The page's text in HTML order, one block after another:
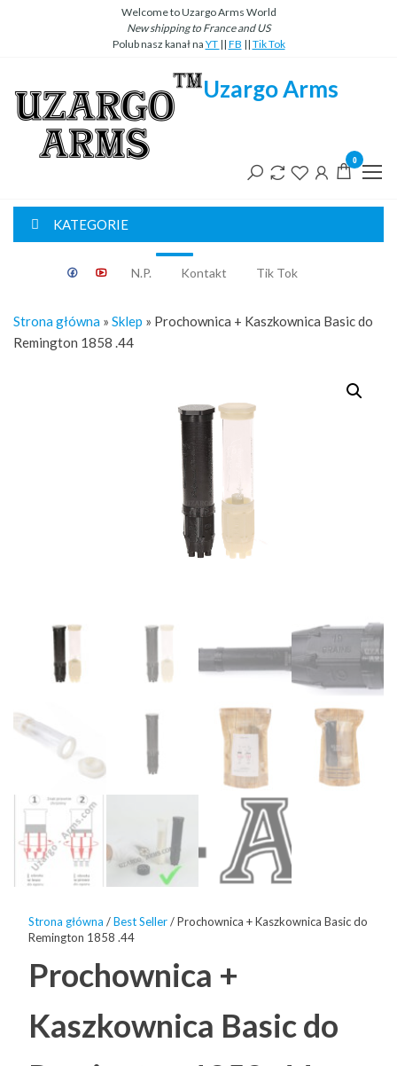
Welcome to Uzargo Arms World
Newshipping to France and US
Polub nasz kanał na YT || FB || Tik Tok
Uzargo Arms
0
KATEGORIE
N.P.
Classic
Kontakt Tik Tok
Strona główna » Sklep » Prochownica + Kaszkownica Basic do
Remington 1858 .44
Strona główna /Best Seller/ Prochownica + Kaszkownica Basic do
Remington 1858 .44
Prochownica +
Kaszkownica Basic do